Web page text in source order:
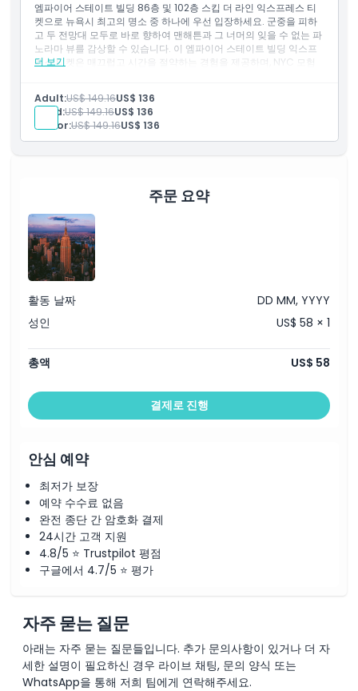
엠파이어 스테이트 빌딩 86층 및 102층 스킵 더 라인 익스프레스 티
켓으로 뉴욕시 최고의 명소 중 하나에 우선 입장하세요. 군중을 피하
고 두 전망대 모두로 바로 향하여 맨해튼과 그 너머의 잊을 수 없는 파
노라마 뷰를 감상할 수 있습니다. 이 엠파이어 스테이트 빌딩 익스프
레스 티켓은 매끄럽고 시간을 절약하는 경험을 제공하며, NYC 모험
더 보기
Adult:US$ 149.16US$ 136
Child:US$ 149.16US$ 136
Senior:US$ 149.16US$ 136
주문 요약
활동 날짜
DD MM, YYYY
성인
US$ 58 × 1
총액 US$ 58
결제로 진행
안심 예약
최저가 보장
예약 수수료 없음
완전 종단 간 암호화 결제
24시간 고객 지원
4.8/5 ⭐ Trustpilot 평점
구글에서 4.7/5 ⭐ 평가
자주 묻는 질문
아래는 자주 묻는 질문들입니다. 추가 문의사항이 있거나 더 자
세한 설명이 필요하신 경우 라이브 채팅, 문의 양식 또는
WhatsApp을 통해 저희 팀에게 연락해주세요.